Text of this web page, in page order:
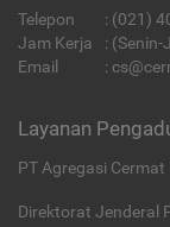
Telepon : (021)
Jam Kerja
:
Email
:
Layanan
PT Agregasi
Direktorat Jenderal